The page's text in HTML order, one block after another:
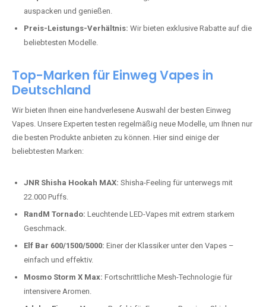
auspacken und genießen.
Preis-Leistungs-Verhältnis: Wir bieten exklusive Rabatte auf die
beliebtesten Modelle.
Top-Marken für Einweg Vapes in
Deutschland
Wir bieten Ihnen eine handverlesene Auswahl der besten Einweg
Vapes. Unsere Experten testen regelmäßig neue Modelle, um Ihnen nur
die besten Produkte anbieten zu können. Hier sind einige der
beliebtesten Marken:
JNR Shisha Hookah MAX: Shisha-Feeling für unterwegs mit
22.000 Puffs.
RandM Tornado: Leuchtende LED-Vapes mit extrem starkem
Geschmack.
Elf Bar 600/1500/5000: Einer der Klassiker unter den Vapes –
einfach und effektiv.
Mosmo Storm X Max: Fortschrittliche Mesh-Technologie für
intensivere Aromen.